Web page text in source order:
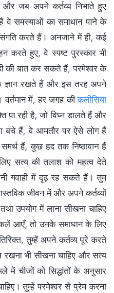
जब अपने कर्तव्य निभाते हुए
वे समस्याओं का समाधान पाने के
करते हैं। अनजाने में ही, कई
करते हुए, वे स्पष्ट पुरस्कार भी
की बात कर सकते हैं, परमेश्वर के
ज्ञान रखते हैं और इस तरह अपने
वर्तमान में, हर जगह कीकलीसिया
पा रही है, जो विघ्न डालते हैं और
बचे हैं, वे आमतौर पर ऐसे लोग हैं
हैं, कुछ हद तक निष्ठावान हैं
सत्य की तलाश को महत्व देते
गवाही में दृढ़ रह सकते हैं। तुम
जीवन में और अपने कर्तव्यों
उपयोग में लाना सीखना चाहिए
आएँ, तो उनके समाधान के लिए
तुम्हें अपने कर्तव्य पूरे करते
रखना भी सीखना चाहिए और सत्य
में चीजों को सिद्धांतों के अनुसार
तुम्हें परमेश्वर से प्रेम करना